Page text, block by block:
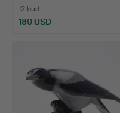
12 bud
180 USD